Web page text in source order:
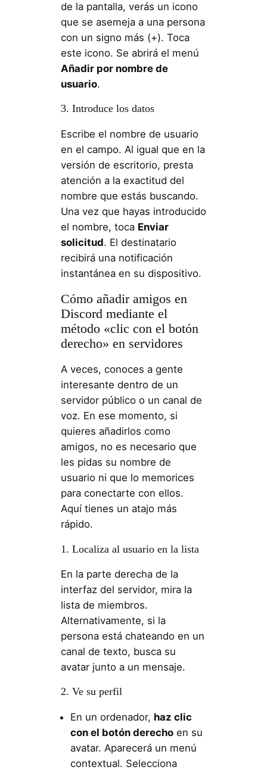
de la pantalla, verás un icono
que se asemeja a una persona
con un signo más (+). Toca
este icono. Se abrirá el menú
Añadir por nombre de
usuario.
3. Introduce los datos
Escribe el nombre de usuario
en el campo. Al igual que en la
versión de escritorio, presta
atención a la exactitud del
nombre que estás buscando.
Una vez que hayas introducido
el nombre, toca Enviar
solicitud. El destinatario
recibirá una notificación
instantánea en su dispositivo.
Cómo añadir amigos en
Discord mediante el
método «clic con el botón
derecho» en servidores
A veces, conoces a gente
interesante dentro de un
servidor público o un canal de
voz. En ese momento, si
quieres añadirlos como
amigos, no es necesario que
les pidas su nombre de
usuario ni que lo memorices
para conectarte con ellos.
Aquí tienes un atajo más
rápido.
1. Localiza al usuario en la lista
En la parte derecha de la
interfaz del servidor, mira la
lista de miembros.
Alternativamente, si la
persona está chateando en un
canal de texto, busca su
avatar junto a un mensaje.
2. Ve su perfil
En un ordenador, haz clic
con el botón derechoen su
avatar. Aparecerá un menú
contextual. Selecciona